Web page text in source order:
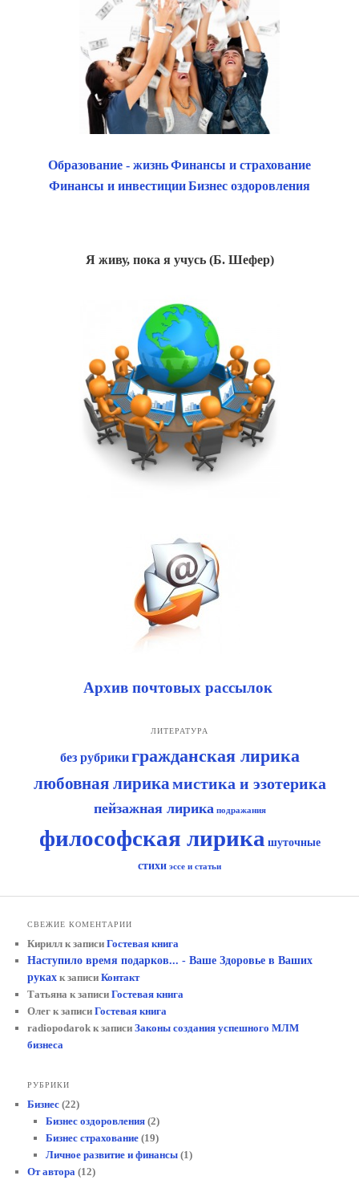
Образование - жизньФинансы и страхование
Финансы и инвестицииБизнес оздоровления
Я живу, пока я учусь (Б. Шефер)
Архив почтовых рассылок
ЛИТЕРАТУРА
без рубрики гражданская лирика
любовная лирикамистика и эзотерика
пейзажная лирика подражания
философская лирика шуточные
стихи эссе и статьи
СВЕЖИЕ КОМЕНТАРИИ
Кирилл к записиГостевая книга
Наступило время подарков... - Ваше Здоровье в Ваших
руках к записиКонтакт
Татьяна к записиГостевая книга
Олег к записиГостевая книга
radiopodarok к записиЗаконы создания успешного МЛМ
бизнеса
РУБРИКИ
Бизнес (22)
Бизнес оздоровления(2)
Бизнес страхование(19)
Личное развитие и финансы(1)
От автора (12)